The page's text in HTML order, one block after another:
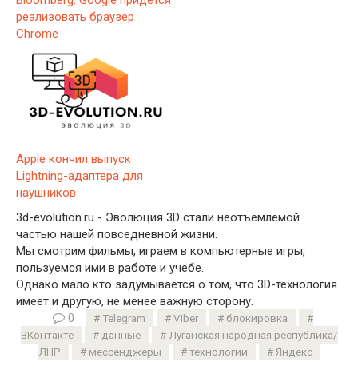
реализовать браузер
Chrome
Apple кончил выпуск
Lightning-адаптера для
наушников
3d-evolution.ru - Эволюция 3D стали неотъемлемой
частью нашей повседневной жизни.
Мы смотрим фильмы, играем в компьютерные игры,
пользуемся ими в работе и учебе.
Однако мало кто задумывается о том, что 3D-технология
имеет и другую, не менее важную сторону.
0
Telegram Viber
блокировка
ВКонтакте
данные
Луганская народная республика/
ЛНР
мессенджеры технологии Яндекс